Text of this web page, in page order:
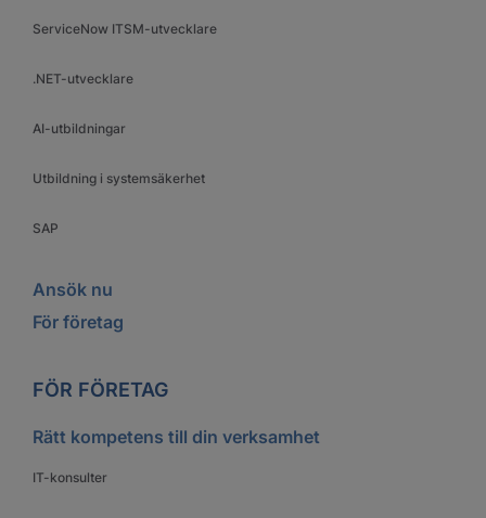
ServiceNow ITSM-utvecklare
.NET-utvecklare
AI-utbildningar
Utbildning i systemsäkerhet
SAP
Ansök nu
För företag
FÖR FÖRETAG
Rätt kompetens till din verksamhet
IT-konsulter